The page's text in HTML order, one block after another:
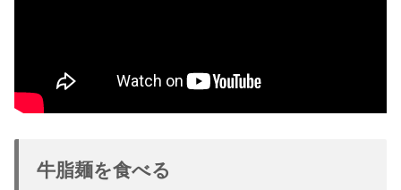
牛脂麺を食べる